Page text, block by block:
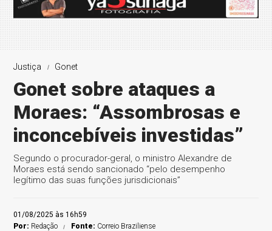
Justiça Gonet
Gonet sobre ataques a
Moraes: “Assombrosas e
inconcebíveis investidas”
Segundo o procurador-geral, o ministro Alexandre de
Moraes está sendo sancionado “pelo desempenho
legítimo das suas funções jurisdicionais”
01/08/2025 às 16h59
Por: Redação Fonte: Correio Braziliense